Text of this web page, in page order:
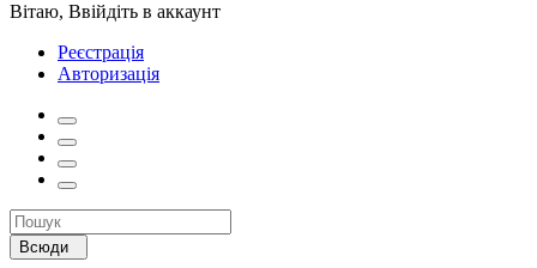
Вітаю, Ввійдіть в аккаунт
Реєстрація
Авторизація
Всюди